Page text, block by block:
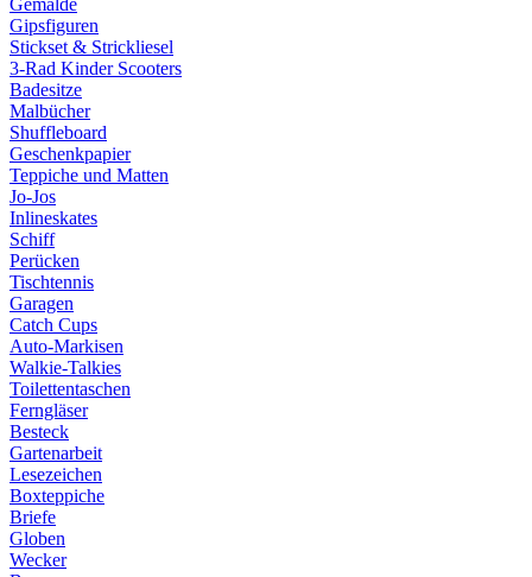
Gemälde
Gipsfiguren
Stickset & Strickliesel
3-Rad Kinder Scooters
Badesitze
Malbücher
Shuffleboard
Geschenkpapier
Teppiche und Matten
Jo-Jos
Inlineskates
Schiff
Perücken
Tischtennis
Garagen
Catch Cups
Auto-Markisen
Walkie-Talkies
Toilettentaschen
Ferngläser
Besteck
Gartenarbeit
Lesezeichen
Boxteppiche
Briefe
Globen
Wecker